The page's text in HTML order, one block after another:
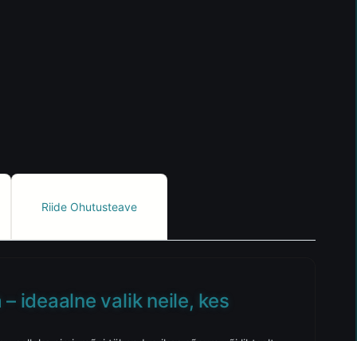
Riide Ohutusteave
ideaalne valik neile, kes